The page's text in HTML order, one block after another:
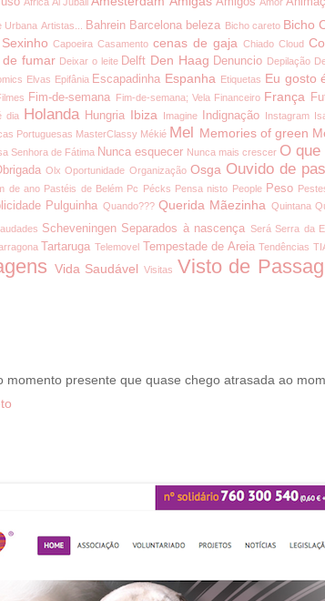
Urbana Artistas... Bahrein Barcelona beleza Bicho careto Bicho
Capoeira Casamento cenas de gaja Chiado Cloud
de fumar Deixar o leite Delft Den Haag Denuncio Depilação
Elvas Epifânia Escapadinha Espanha Etiquetas Eu gosto
Fim-de-semana Fim-de-semana; Vela Financeiro França
dia Holanda Hungria Ibiza Imagine Indignação Instagram
Portuguesas MasterClassy Mékié Mel Memories of green
Senhora de Fátima Nunca esquecer Nunca mais crescer O
Olx Oportunidade Organização Osga Ouvido de
de ano Pastéis de Belém Pc Pécks Pensa nisto People Peso
Pulguinha Quando??? Querida Mãezinha Quintana
Scheveningen Separados à nascença Será Serra da
Tartaruga Telemovel Tempestade de Areia Tendências
Vida Saudável Visitas Visto de
momento presente que quase chego atrasada ao